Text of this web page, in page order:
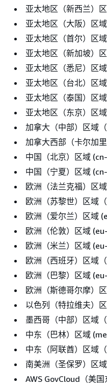
亚太地区（新西兰）
亚太地区（大阪）区
亚太地区（首尔）区
亚太地区（新加坡）
亚太地区（悉尼）区
亚太地区（台北）区
亚太地区（泰国）区
亚太地区（东京）区
加拿大（中部）区域
加拿大西部（卡尔加
中国（北京）区域
中国（宁夏）区域
欧洲（法兰克福）区
欧洲（苏黎世）区域
欧洲（爱尔兰）区域
欧洲（伦敦）区域
欧洲（米兰）区域
欧洲（西班牙）区域
欧洲（巴黎）区域
欧洲（斯德哥尔摩）
以色列（特拉维夫）
墨西哥（中部）区域
中东（巴林）区域
中东（阿联酋）区域
南美洲（圣保罗）区
AWS GovCloud（美